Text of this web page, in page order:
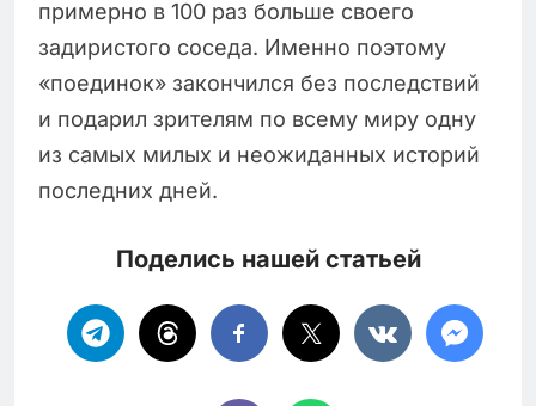
примерно в 100 раз больше своего
задиристого соседа. Именно поэтому
«поединок» закончился без последствий
и подарил зрителям по всему миру одну
из самых милых и неожиданных историй
последних дней.
Поделись нашей статьей